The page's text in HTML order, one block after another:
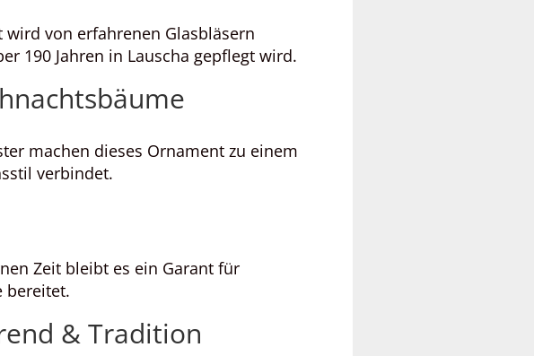
wird von erfahrenen Glasbläsern
190 Jahren in Lauscha gepflegt wird.
machen dieses Ornament zu einem
verbindet.
Zeit bleibt es ein Garant für
bereitet.
& Tradition